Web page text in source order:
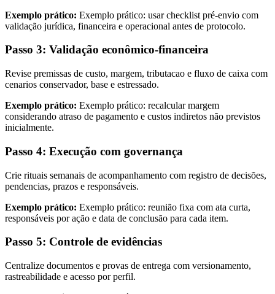
Exemplo prático: Exemplo prático: usar checklist pré-envio com
validação jurídica, financeira e operacional antes de protocolo.
Passo 3: Validação econômico-financeira
Revise premissas de custo, margem, tributacao e fluxo de caixa com
cenarios conservador, base e estressado.
Exemplo prático: Exemplo prático: recalcular margem
considerando atraso de pagamento e custos indiretos não previstos
inicialmente.
Passo 4: Execução com governança
Crie rituais semanais de acompanhamento com registro de decisões,
pendencias, prazos e responsáveis.
Exemplo prático: Exemplo prático: reunião fixa com ata curta,
responsáveis por ação e data de conclusão para cada item.
Passo 5: Controle de evidências
Centralize documentos e provas de entrega com versionamento,
rastreabilidade e acesso por perfil.